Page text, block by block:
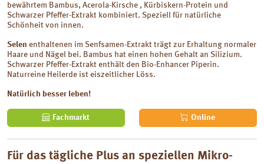
bewährtem Bambus, Acerola-Kirsche , Kürbiskern-Protein und
Schwarzer Pfeffer-Extrakt kombiniert. Speziell für natürliche
Schönheit von innen.
Selen enthaltenen im Senfsamen-Extrakt trägt zur Erhaltung normaler
Haare und Nägel bei. Bambus hat einen hohen Gehalt an Silizium.
Schwarzer Pfeffer-Extrakt enthält den Bio-Enhancer Piperin.
Naturreine Heilerde ist eiszeitlicher Löss.
Natürlich besser leben!
Fachmarkt Online
Für das tägliche Plus an speziellen Mikro-